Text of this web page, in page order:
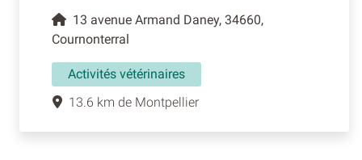
13 avenue Armand Daney, 34660,
Cournonterral
Activités vétérinaires
13.6 km de Montpellier